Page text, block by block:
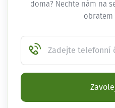
doma? Nechte nám na
obratem
Zadejte telefonní